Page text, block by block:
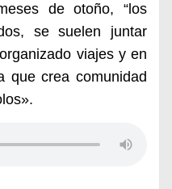
de otoño, “los
se suelen juntar
viajes y en
que crea comunidad